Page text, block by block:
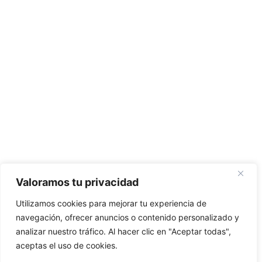
Valoramos tu privacidad
Utilizamos cookies para mejorar tu experiencia de
navegación, ofrecer anuncios o contenido personalizado y
analizar nuestro tráfico. Al hacer clic en "Aceptar todas",
aceptas el uso de cookies.